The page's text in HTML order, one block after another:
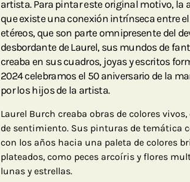
artista. Para pintar este original motivo, la
que existe una conexión intrínseca entre
etéreos, que son parte omnipresente del
desbordante de Laurel, sus mundos de
creaba en sus cuadros, joyas y escritos
2024 celebramos el 50 aniversario de la
por los hijos de la artista.
Laurel Burch creaba obras de colores
de sentimiento. Sus pinturas de temática
con los años hacia una paleta de colores
plateados, como peces arcoíris y flores
lunas y estrellas.